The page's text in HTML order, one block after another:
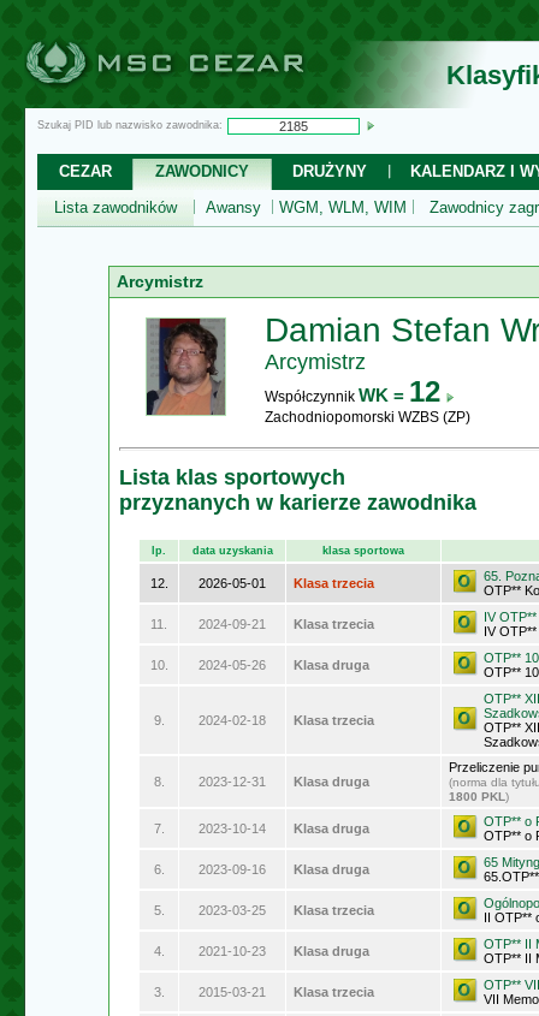
Szukaj PID lub nazwisko zawodnika:
CEZAR ZAWODNICY DRUŻYNY
KALENDARZ I
Lista zawodników
Awansy WGM, WLM, WIM Zawodnicy
Arcymistrz
Damian Stefan
Arcymistrz
Współczynnik WK = 12
Zachodniopomorski WZBS (ZP)
Lista klas sportowych
przyznanych w karierze zawodnika
lp. data uzyskania klasa sportowa
12. 2026-05-01 Klasa trzecia
65.
OTP**
11. 2024-09-21 Klasa trzecia
IV
IV
10. 2024-05-26 Klasa druga
OTP**
OTP**
9. 2024-02-18 Klasa trzecia
OTP**
OTP**
8. 2023-12-31 Klasa druga
Przeliczenie
(norma dla
1800 PKL )
7. 2023-10-14 Klasa druga
OTP** o
OTP** o
6. 2023-09-16 Klasa druga
65
5. 2023-03-25 Klasa trzecia
II OTP**
4. 2021-10-23 Klasa druga
OTP** II
OTP** II
3. 2015-03-21 Klasa trzecia
OTP**
VII